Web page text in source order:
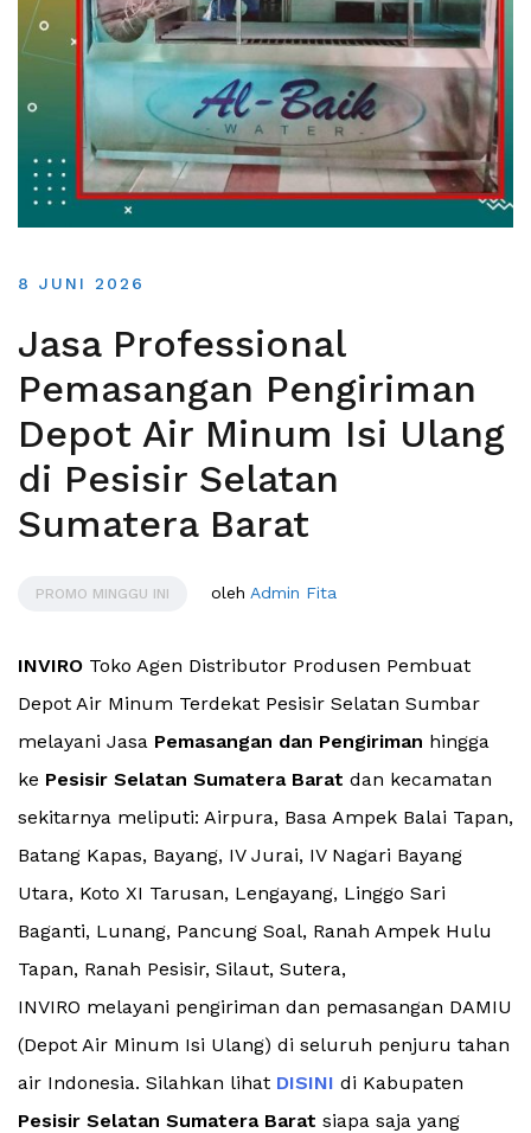
8 JUNI 2026
Jasa Professional
Pemasangan Pengiriman
Depot Air Minum Isi Ulang
di Pesisir Selatan
Sumatera Barat
PROMO MINGGU INI oleh Admin Fita
INVIRO Toko Agen Distributor Produsen Pembuat
Depot Air Minum Terdekat Pesisir Selatan Sumbar
melayani Jasa Pemasangan dan Pengiriman hingga
ke Pesisir Selatan Sumatera Barat dan kecamatan
sekitarnya meliputi: Airpura, Basa Ampek Balai Tapan,
Batang Kapas, Bayang, IV Jurai, IV Nagari Bayang
Utara, Koto XI Tarusan, Lengayang, Linggo Sari
Baganti, Lunang, Pancung Soal, Ranah Ampek Hulu
Tapan, Ranah Pesisir, Silaut, Sutera,
INVIRO melayani pengiriman dan pemasangan DAMIU
(Depot Air Minum Isi Ulang) di seluruh penjuru tahan
air Indonesia. Silahkan lihat DISINI di Kabupaten
Pesisir Selatan Sumatera Barat siapa saja yang